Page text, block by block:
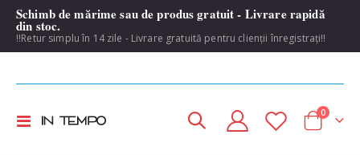
Schimb de mărime sau de produs gratuit - Livrare rapidă
din stoc.
!!Retur simplu în 14 zile - Livrare gratuită pentru clienții înregistrați!!
Toggle
Cart
0items